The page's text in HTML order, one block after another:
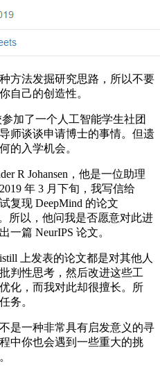
法发掘研究思路，所以不要
自己的创造性。
加了一个人工智能学生社团
师谈谈申请博士的事情。但遗
的入学机会。
R Johansen，他是一位助理
年 3 月下旬，我写信给
复现 DeepMind 的论文
所以，他问我是否愿意对此进
一篇 NeurIPS 论文。
上发表的论文都是对其他人
判性思考，然后改进这些工
化，而我对此却很擅长。所
务。
一种非常具有启发意义的寻
中你也会遇到一些重大的挑